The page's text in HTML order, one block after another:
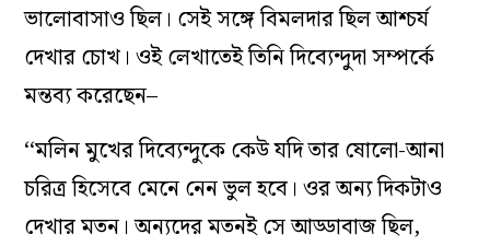
ভালোবাসাও ছিল। সেই সঙ্গে বিমলদার ছিল আশ্চর্য
দেখার চোখ। ওই লেখাতেই তিনি দিব্যেন্দুদা সম্পর্কে
মন্তব্য করেছেন–
‘‘মলিন মুখের দিব্যেন্দুকে কেউ যদি তার ষোলো-আনা
চরিত্র হিসেবে মেনে নেন ভুল হবে। ওর অন্য দিকটাও
দেখার মতন। অন্যদের মতনই সে আড্ডাবাজ ছিল,